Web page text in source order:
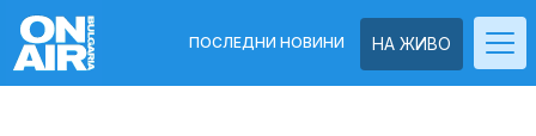
НА ЖИВО
ПОСЛЕДНИ НОВИНИ